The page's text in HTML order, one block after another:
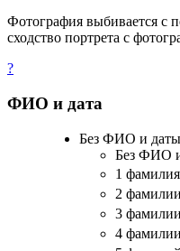
Фотография выбивается с
сходство портрета с
?
ФИО и дата
Без ФИО и даты
Без ФИО
1 фамилия
2 фамилии
3 фамилии
4 фамилии